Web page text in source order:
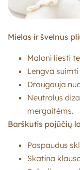
Mielas ir švelnus
Maloni liesti
Lengva
Draugauja
Neutralus
mergaitėms.
Barškutis pojūčių
Paspaudus
Skatina